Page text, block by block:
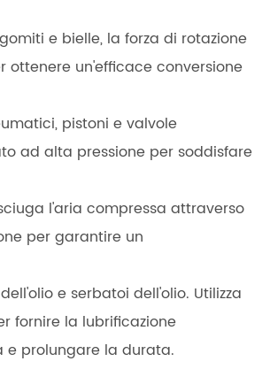
e bielle, la forza di rotazione
un'efficace conversione
pistoni e valvole
ad alta pressione per soddisfare
l'aria compressa attraverso
per garantire un
e serbatoi dell'olio. Utilizza
fornire la lubrificazione
e prolungare la durata.